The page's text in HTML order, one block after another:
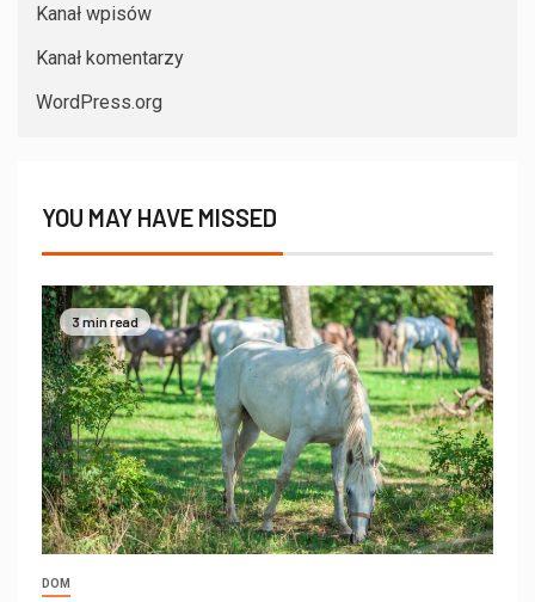
Kanał wpisów
Kanał komentarzy
WordPress.org
YOU MAY HAVE MISSED
3 min read
DOM